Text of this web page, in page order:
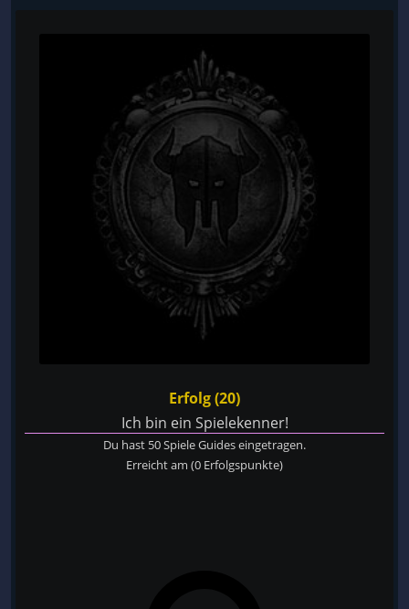
Erfolg (20)
Ich bin ein Spielekenner!
Du hast 50 Spiele Guides eingetragen.
Erreicht am (0 Erfolgspunkte)